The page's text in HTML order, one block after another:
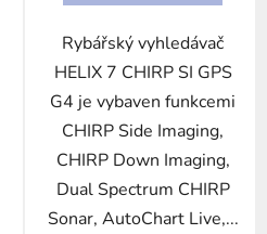
Rybářský vyhledávač
HELIX 7 CHIRP SI GPS
G4 je vybaven funkcemi
CHIRP Side Imaging,
CHIRP Down Imaging,
Dual Spectrum CHIRP
Sonar, AutoChart Live,...